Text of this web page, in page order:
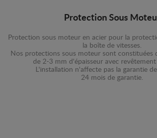
Protection Sous
Protection sous moteur en acier pour la
la boîte de vitesses.
Nos protections sous moteur sont constituées
de 2-3 mm d'épaisseur avec
L'installation n'affecte pas la garantie
24 mois de garantie.